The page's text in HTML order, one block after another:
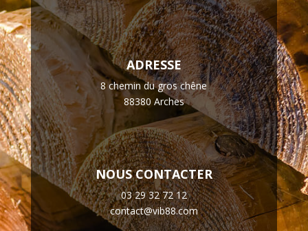
ADRESSE
8 chemin du gros chêne
88380 Arches
NOUS CONTACTER
03 29 32 72 12
contact@vib88.com